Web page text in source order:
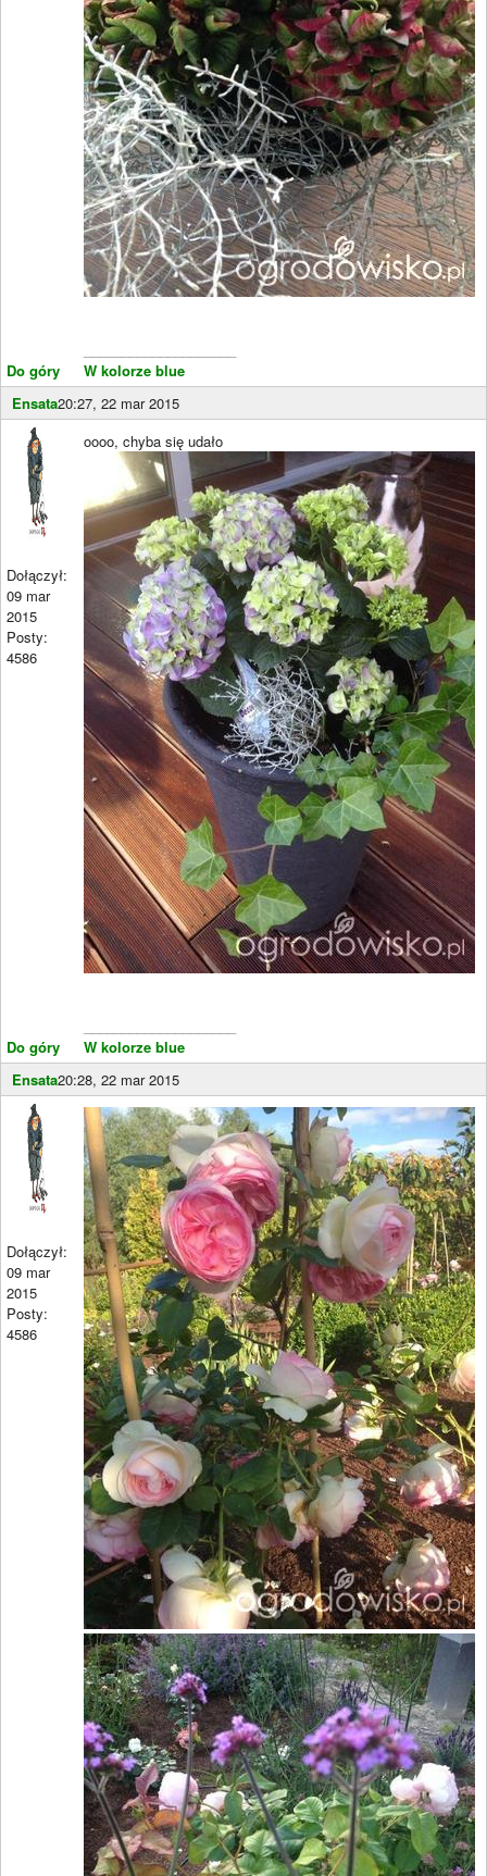
Do góry
W kolorze blue
Ensata20:27, 22 mar 2015
Dołączył:
09 mar
2015
Posty:
4586
Do góry
oooo, chyba się udało
W kolorze blue
Ensata20:28, 22 mar 2015
Dołączył:
09 mar
2015
Posty:
4586